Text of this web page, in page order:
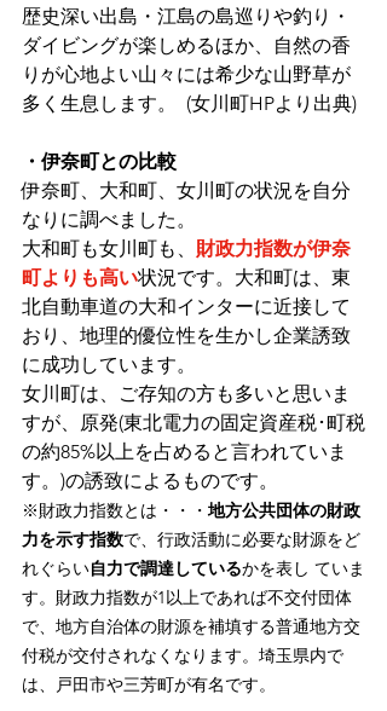
歴史深い出島・江島の島巡りや釣り・
ダイビングが楽しめるほか、自然の香
りが心地よい山々には希少な山野草が
多く生息します。  (女川町HPより出典)
・伊奈町との比較
伊奈町、大和町、女川町の状況を自分
なりに調べました。
大和町も女川町も、 財政力指数が伊奈
町よりも高い状況です。大和町は、東
北自動車道の大和インターに近接して
おり、地理的優位性を生かし企業誘致
に成功しています。
女川町は、ご存知の方も多いと思いま
すが、原発(東北電力の固定資産税･町税
の約85%以上を占めると言われていま
す。)の誘致によるものです。
※財政力指数とは・・・ 地方公共団体の財政
力を示す指数で、行政活動に必要な財源をど
れぐらい自力で調達しているかを表し ていま
す。財政力指数が1以上であれば不交付団体
で、地方自治体の財源を補填する普通地方交
付税が交付されなくなります。埼玉県内で
は、戸田市や三芳町が有名です。